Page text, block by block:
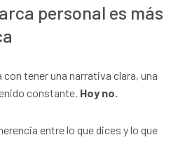
personal es más
tener una narrativa clara, una
constante. Hoy no.
entre lo que dices y lo que